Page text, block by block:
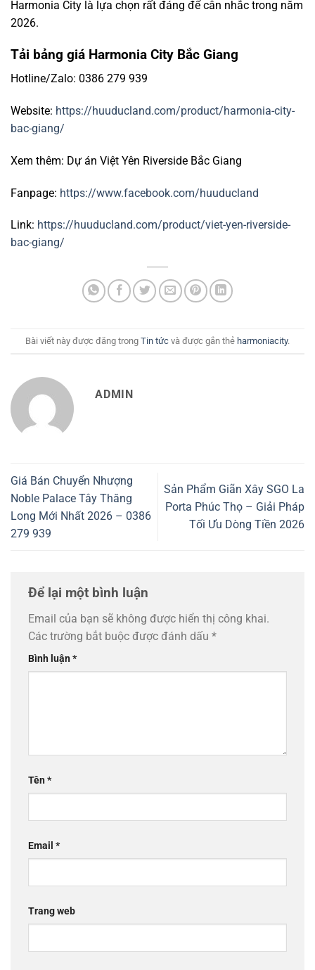
Harmonia City là lựa chọn rất đáng để cân nhắc trong năm
2026.
Tải bảng giá Harmonia City Bắc Giang
Hotline/Zalo: 0386 279 939
Website: https://huuducland.com/product/harmonia-city-
bac-giang/
Xem thêm: Dự án Việt Yên Riverside Bắc Giang
Fanpage: https://www.facebook.com/huuducland
Link: https://huuducland.com/product/viet-yen-riverside-
bac-giang/
Bài viết này được đăng trong Tin tức và được gắn thẻ harmoniacity.
ADMIN
Giá Bán Chuyển Nhượng
Noble Palace Tây Thăng
Long Mới Nhất 2026 – 0386
279 939
Sản Phẩm Giãn Xây SGO La
Porta Phúc Thọ – Giải Pháp
Tối Ưu Dòng Tiền 2026
Để lại một bình luận
Email của bạn sẽ không được hiển thị công khai.
Các trường bắt buộc được đánh dấu *
Bình luận*
Tên*
Email *
Trang web